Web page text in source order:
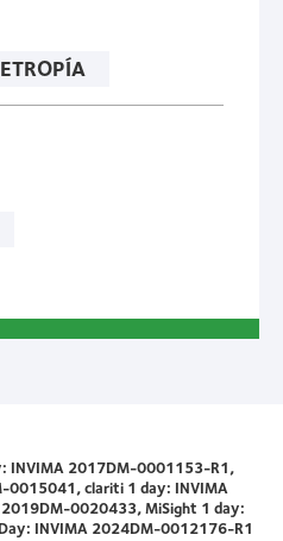
INVIMA 2017DM-0001153-R1,
clariti 1 day: INVIMA
0020433, MiSight 1 day:
INVIMA 2024DM-0012176-R1